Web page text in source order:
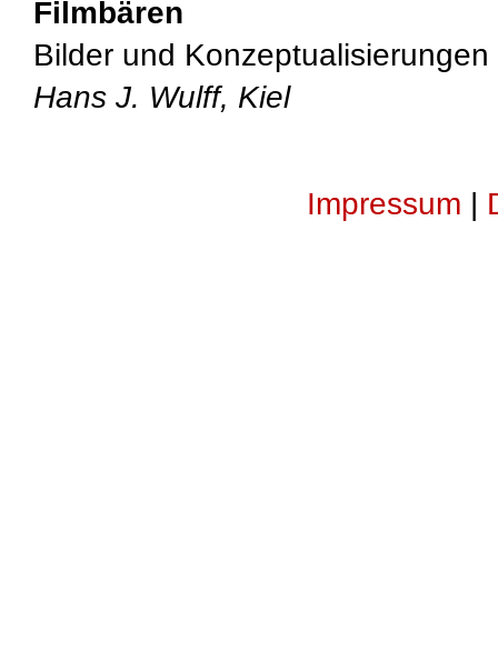
Filmbären
Bilder und
Hans J. Wulff, Kiel
Impressum |